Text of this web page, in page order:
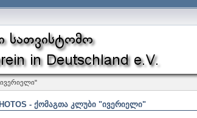
- ᲥᲝᲛᲐᲒᲗᲐ ᲙᲚᲣᲑᲘ "ᲘᲕᲔᲠᲘᲔᲚᲘ"